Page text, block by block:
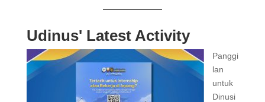
Udinus' Latest Activity
Panggi
lan
untuk
Dinusi